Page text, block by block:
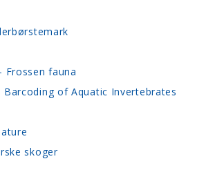
Frossen fauna
Barcoding of Aquatic Invertebrates
skoger